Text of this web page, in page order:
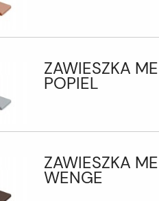
ZAWIESZKA
POPIEL
ZAWIESZKA
WENGE